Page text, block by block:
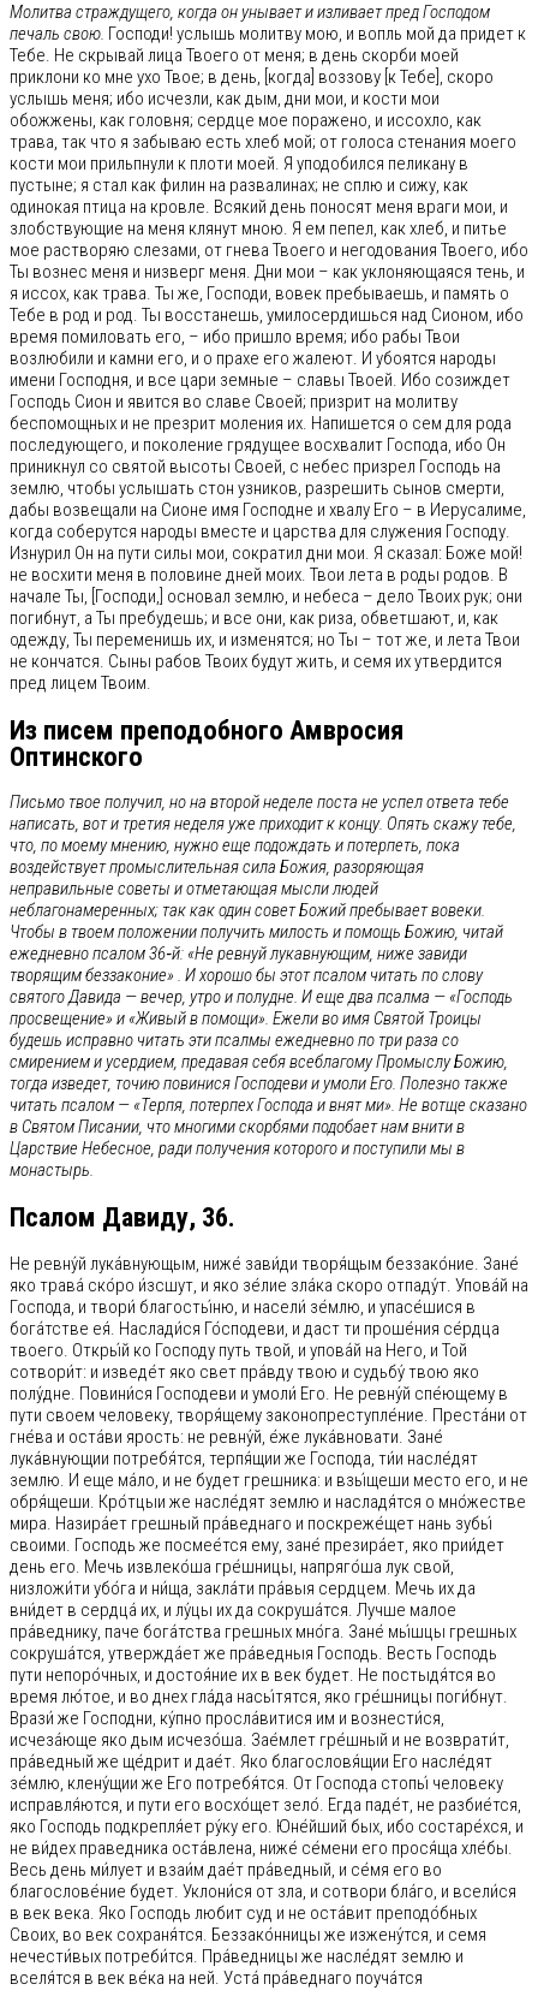
Молитва страждущего, когда он унывает и изливает пред Господом
печаль свою. Господи! услышь молитву мою, и вопль мой да придет к
Тебе. Не скрывай лица Твоего от меня; в день скорби моей
приклони ко мне ухо Твое; в день, [когда] воззову [к Тебе], скоро
услышь меня; ибо исчезли, как дым, дни мои, и кости мои
обожжены, как головня; сердце мое поражено, и иссохло, как
трава, так что я забываю есть хлеб мой; от голоса стенания моего
кости мои прильпнули к плоти моей. Я уподобился пеликану в
пустыне; я стал как филин на развалинах; не сплю и сижу, как
одинокая птица на кровле. Всякий день поносят меня враги мои, и
злобствующие на меня клянут мною. Я ем пепел, как хлеб, и питье
мое растворяю слезами, от гнева Твоего и негодования Твоего, ибо
Ты вознес меня и низверг меня. Дни мои – как уклоняющаяся тень, и
я иссох, как трава. Ты же, Господи, вовек пребываешь, и память о
Тебе в род и род. Ты восстанешь, умилосердишься над Сионом, ибо
время помиловать его, – ибо пришло время; ибо рабы Твои
возлюбили и камни его, и о прахе его жалеют. И убоятся народы
имени Господня, и все цари земные – славы Твоей. Ибо созиждет
Господь Сион и явится во славе Своей; призрит на молитву
беспомощных и не презрит моления их. Напишется о сем для рода
последующего, и поколение грядущее восхвалит Господа, ибо Он
приникнул со святой высоты Своей, с небес призрел Господь на
землю, чтобы услышать стон узников, разрешить сынов смерти,
дабы возвещали на Сионе имя Господне и хвалу Его – в Иерусалиме,
когда соберутся народы вместе и царства для служения Господу.
Изнурил Он на пути силы мои, сократил дни мои. Я сказал: Боже мой!
не восхити меня в половине дней моих. Твои лета в роды родов. В
начале Ты, [Господи,] основал землю, и небеса – дело Твоих рук; они
погибнут, а Ты пребудешь; и все они, как риза, обветшают, и, как
одежду, Ты переменишь их, и изменятся; но Ты – тот же, и лета Твои
не кончатся. Сыны рабов Твоих будут жить, и семя их утвердится
пред лицем Твоим.
Из писем преподобного Амвросия
Оптинского
Письмо твое получил, но на второй неделе поста не успел ответа тебе
написать, вот и третия неделя уже приходит к концу. Опять скажу тебе,
что, по моему мнению, нужно еще подождать и потерпеть, пока
воздействует промыслительная сила Божия, разоряющая
неправильные советы и отметающая мысли людей
неблагонамеренных; так как один совет Божий пребывает вовеки.
Чтобы в твоем положении получить милость и помощь Божию, читай
ежедневно псалом 36‑й: «Не ревнуй лукавнующим, ниже завиди
творящим беззаконие» . И хорошо бы этот псалом читать по слову
святого Давида — вечер, утро и полудне. И еще два псалма — «Господь
просвещение» и «Живый в помощи». Ежели во имя Святой Троицы
будешь исправно читать эти псалмы ежедневно по три раза со
смирением и усердием, предавая себя всеблагому Промыслу Божию,
тогда изведет, точию повинися Господеви и умоли Его. Полезно также
читать псалом — «Терпя, потерпех Господа и внят ми». Не вотще сказано
в Святом Писании, что многими скорбями подобает нам внити в
Царствие Небесное, ради получения которого и поступили мы в
монастырь.
Псалом Давиду, 36.
Не ревну́й лука́внующым, ниже́ зави́ди творя́щым беззако́ние. Зане́
яко трава́ ско́ро и́зсшут, и яко зе́лие зла́ка скоро отпаду́т. Упова́й на
Господа, и твори́ благосты́ню, и насели́ зе́млю, и упасе́шися в
бога́тстве ея́. Наслади́ся Го́сподеви, и даст ти проше́ния се́рдца
твоего. Откры́й ко Господу путь твой, и упова́й на Него, и Той
сотвори́т: и изведе́т яко свет пра́вду твою и судьбу́ твою яко
полу́дне. Повини́ся Господеви и умоли́ Его. Не ревну́й спе́ющему в
пути своем человеку, творя́щему законопреступле́ние. Преста́ни от
гне́ва и оста́ви ярость: не ревну́й, е́же лука́вновати. Зане́
лука́внующии потребя́тся, терпя́щии же Господа, ти́и насле́дят
землю. И еще ма́ло, и не будет грешника: и взы́щеши место его, и не
обря́щеши. Кро́тцыи же насле́дят землю и насладя́тся о мно́жестве
мира. Назира́ет грешный пра́веднаго и поскреже́щет нань зубы́
своими. Господь же посмее́тся ему, зане́ презира́ет, яко прии́дет
день его. Мечь извлеко́ша гре́шницы, напряго́ша лук свой,
низложи́ти убо́га и ни́ща, закла́ти пра́выя сердцем. Мечь их да
вни́дет в сердца́ их, и лу́цы их да сокруша́тся. Лучше малое
пра́веднику, паче бога́тства грешных мно́га. Зане́ мы́шцы грешных
сокруша́тся, утвержда́ет же пра́ведныя Господь. Весть Господь
пути непоро́чных, и достоя́ние их в век будет. Не постыдя́тся во
время лю́тое, и во днех гла́да насы́тятся, яко гре́шницы поги́бнут.
Врази́ же Господни, ку́пно просла́витися им и вознести́ся,
исчеза́юще яко дым исчезо́ша. Зае́млет гре́шный и не возврати́т,
пра́ведный же ще́дрит и дае́т. Яко благословя́щии Его насле́дят
зе́млю, клену́щии же Его потребя́тся. От Господа стопы́ человеку
исправля́ются, и пути его восхо́щет зело́. Егда паде́т, не разбие́тся,
яко Господь подкрепля́ет ру́ку его. Юне́йший бых, ибо состаре́хся, и
не ви́дех праведника оста́влена, ниже́ се́мени его прося́ща хле́бы.
Весь день ми́лует и взаи́м дае́т пра́ведный, и се́мя его во
благослове́ние будет. Уклони́ся от зла, и сотвори бла́го, и всели́ся
в век века. Яко Господь любит суд и не оста́вит преподо́бных
Своих, во век сохраня́тся. Беззако́нницы же изжену́тся, и семя
нечести́вых потреби́тся. Пра́ведницы же насле́дят землю и
вселя́тся в век ве́ка на ней. Уста́ пра́веднаго поуча́тся